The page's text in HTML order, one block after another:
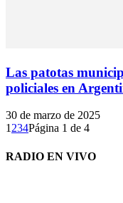
Las patotas
policiales en
30 de marzo de 2025
1 234Página 1 de 4
RADIO EN VIVO